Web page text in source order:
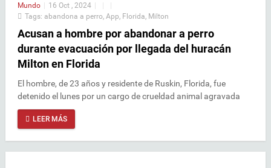
Mundo | 16 Oct , 2024 | |
|
Tags: abandona a perro App Florida Milton
Acusan a hombre por abandonar a perro
durante evacuación por llegada del huracán
Milton en Florida
El hombre, de 23 años y residente de Ruskin, Florida, fue
detenido el lunes por un cargo de crueldad animal agravada
LEER MÁS